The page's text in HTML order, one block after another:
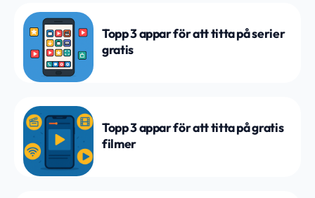
Topp 3 appar för att titta på serier
gratis
Topp 3 appar för att titta på gratis
filmer